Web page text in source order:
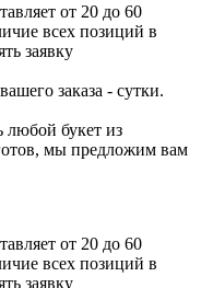
от 20 до 60
всех позиций в
заявку
заказа - сутки.
букет из
мы предложим вам
от 20 до 60
всех позиций в
заявку